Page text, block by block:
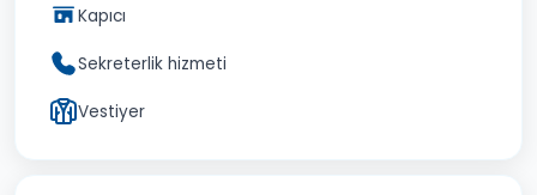
Kapıcı
Sekreterlik hizmeti
Vestiyer